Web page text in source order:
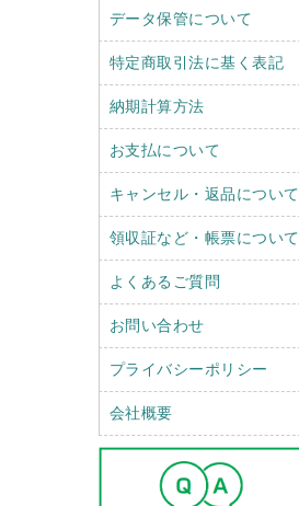
データ保管について
特定商取引法に基く表記
納期計算方法
お支払について
キャンセル・返品について
領収証など・帳票について
よくあるご質問
お問い合わせ
プライバシーポリシー
会社概要